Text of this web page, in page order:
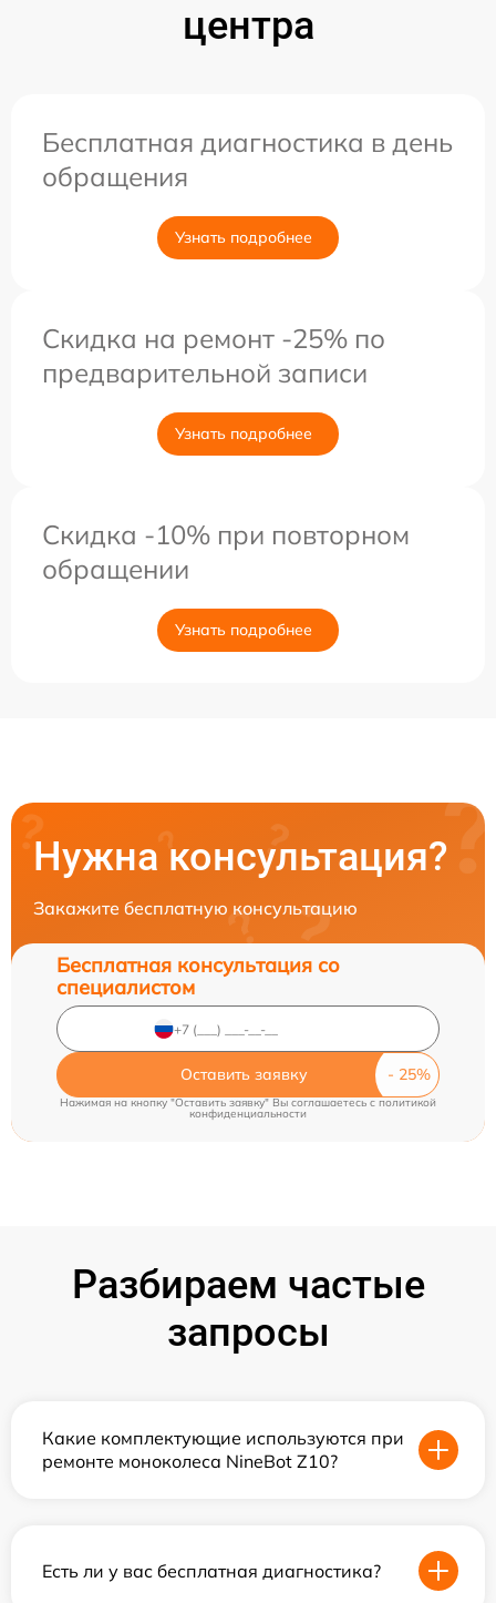
центра
Бесплатная диагностика в день
обращения
Узнать подробнее
Скидка на ремонт -25% по
предварительной записи
Узнать подробнее
Скидка -10% при повторном
обращении
Узнать подробнее
Нужна консультация?
Закажите бесплатную консультацию
Бесплатная консультация со
специалистом
Оставить заявку
Нажимая на кнопку "Оставить заявку" Вы соглашаетесь c политикой
конфиденциальности
Разбираем частые
запросы
Какие комплектующие используются при
ремонте моноколеса NineBot Z10?
Есть ли у вас бесплатная диагностика?